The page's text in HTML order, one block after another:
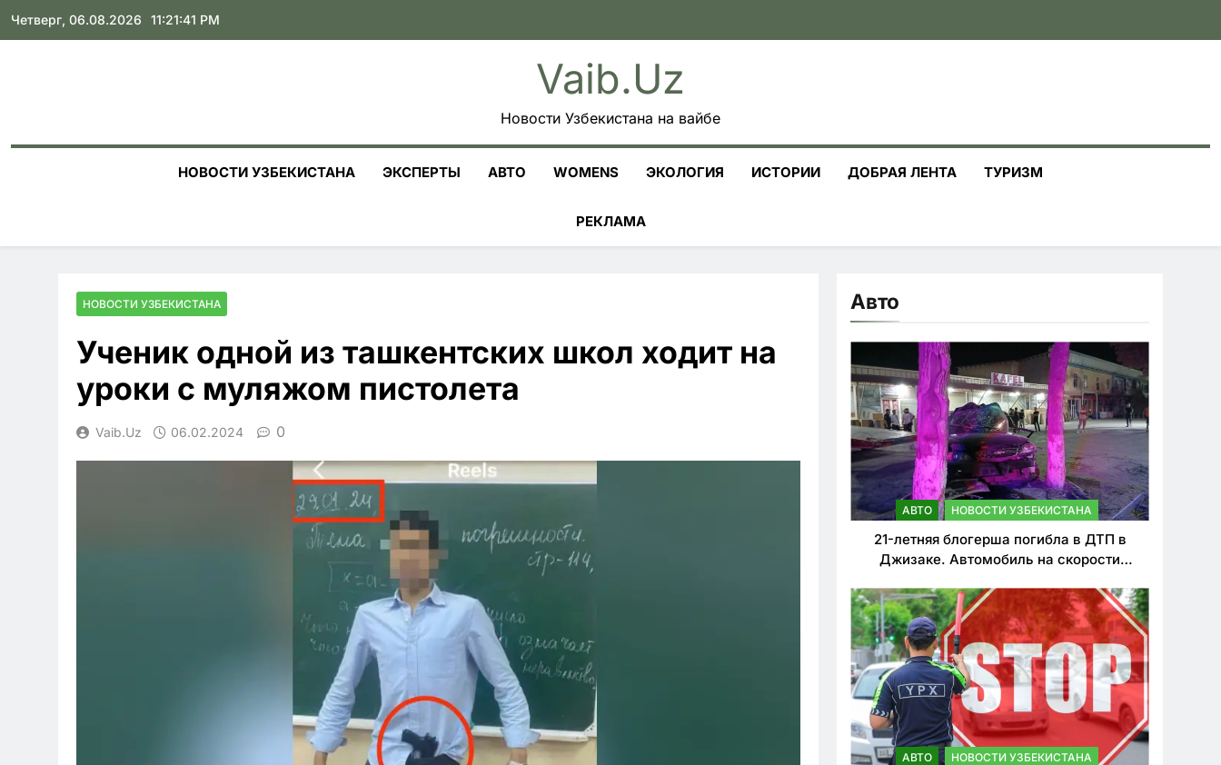
Skip
Четверг, 06.08.2026 11:21:42 PM
Vaib.uz
Новости Узбекистана на вайбе
НОВОСТИ УЗБЕКИСТАНА ЭКСПЕРТЫ АВТО WOMENS ЭКОЛОГИЯ ИСТОРИИ ДОБРАЯ ЛЕНТА ТУРИЗМ
РЕКЛАМА
НОВОСТИ УЗБЕКИСТАНА
Ученик одной из ташкентских школ ходит на
уроки с муляжом пистолета
Vaib.uz 06.02.2024 0
Авто
АВТО НОВОСТИ УЗБЕКИСТАНА
21-летняя блогерша погибла в ДТП в
Джизаке. Автомобиль на скорости
АВТО НОВОСТИ УЗБЕКИСТАНА